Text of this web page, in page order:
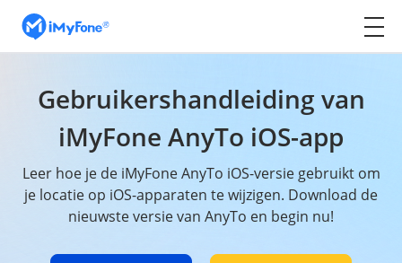
Gebruikershandleiding van
iMyFone AnyTo iOS-app
Leer hoe je de iMyFone AnyTo iOS-versie gebruikt om
je locatie op iOS-apparaten te wijzigen. Download de
nieuwste versie van AnyTo en begin nu!